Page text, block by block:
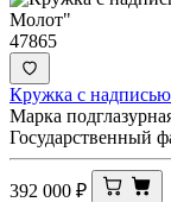
47865
Кружка с
Марка
Государственный
392 000 ₽